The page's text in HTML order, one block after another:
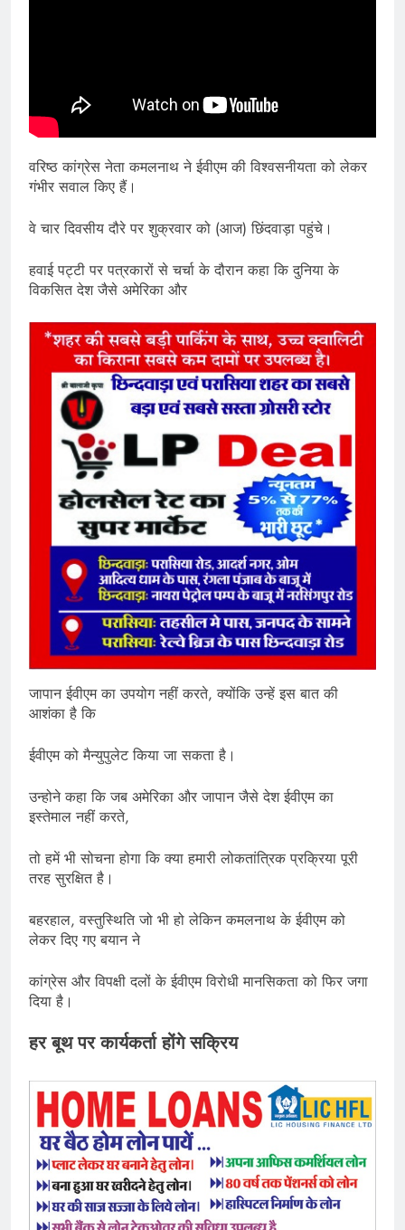
वरिष्ठ कांग्रेस नेता कमलनाथ ने ईवीएम की विश्वसनीयता को लेकर
गंभीर सवाल किए हैं।
वे चार दिवसीय दौरे पर शुक्रवार को (आज) छिंदवाड़ा पहुंचे।
हवाई पट्टी पर पत्रकारों से चर्चा के दौरान कहा कि दुनिया के
विकसित देश जैसे अमेरिका और
जापान ईवीएम का उपयोग नहीं करते, क्योंकि उन्हें इस बात की
आशंका है कि
ईवीएम को मैन्युपुलेट किया जा सकता है।
उन्होने कहा कि जब अमेरिका और जापान जैसे देश ईवीएम का
इस्तेमाल नहीं करते,
तो हमें भी सोचना होगा कि क्या हमारी लोकतांत्रिक प्रक्रिया पूरी
तरह सुरक्षित है।
बहरहाल, वस्तुस्थिति जो भी हो लेकिन कमलनाथ के ईवीएम को
लेकर दिए गए बयान ने
कांग्रेस और विपक्षी दलों के ईवीएम विरोधी मानसिकता को फिर जगा
दिया है।
हर बूथ पर कार्यकर्ता होंगे सक्रिय